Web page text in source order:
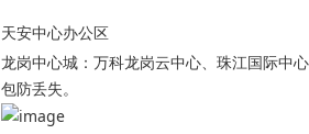
天安中心办公区
龙岗中心城：万科龙岗云中心、珠江国际中
包防丢失。